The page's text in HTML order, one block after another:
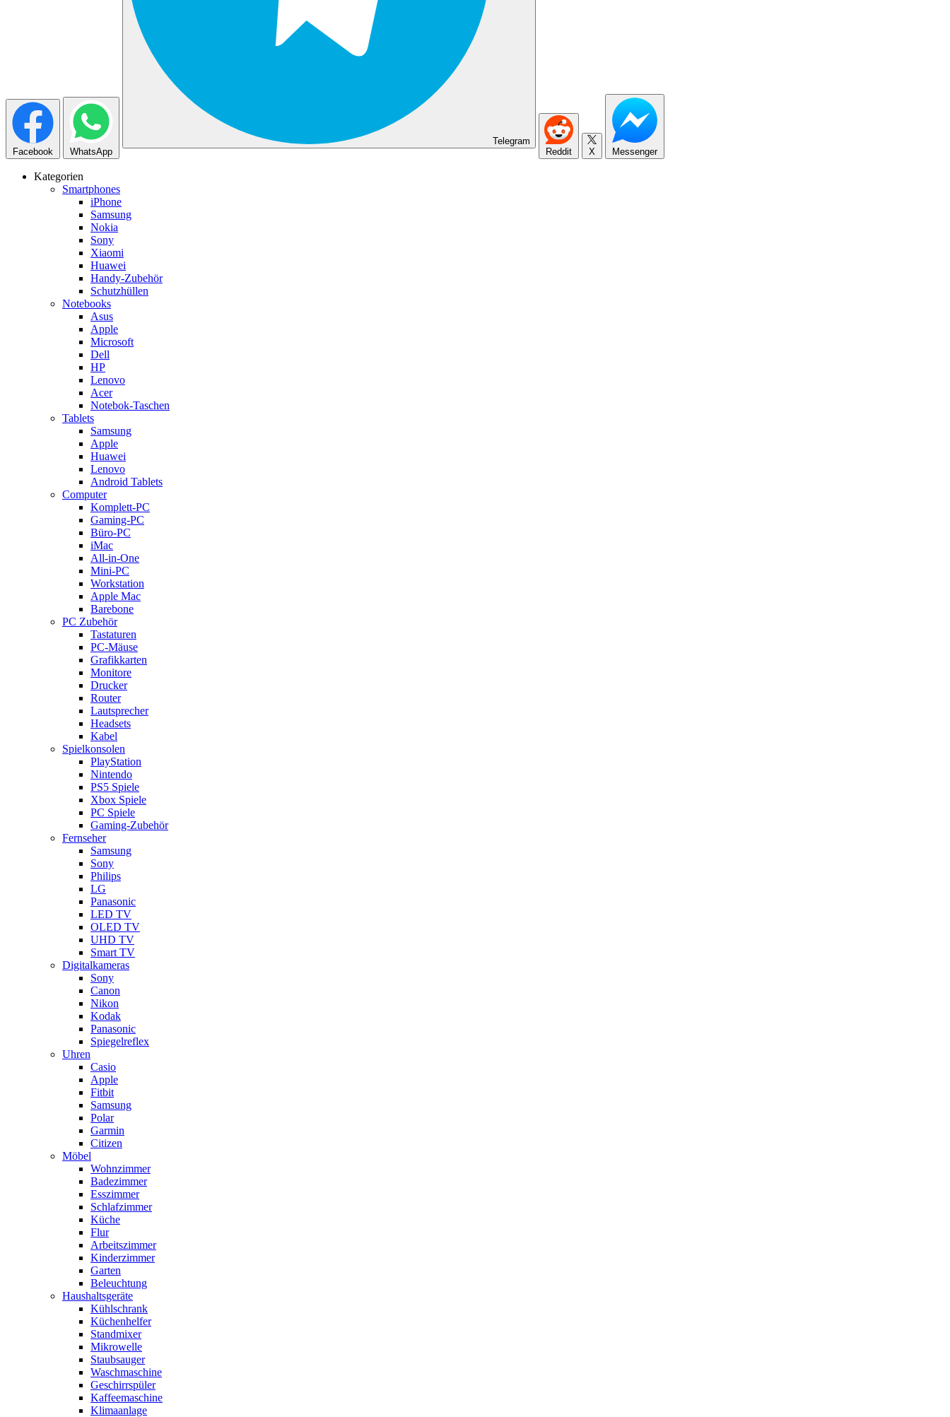
Facebook WhatsApp
Telegram
Reddit
X Messenger
Kategorien
Smartphones
iPhone
Samsung
Nokia
Sony
Xiaomi
Huawei
Handy-Zubehör
Schutzhüllen
Notebooks
Asus
Apple
Microsoft
Dell
HP
Lenovo
Acer
Notebok-Taschen
Tablets
Samsung
Apple
Huawei
Lenovo
Android Tablets
Computer
Komplett-PC
Gaming-PC
Büro-PC
iMac
All-in-One
Mini-PC
Workstation
Apple Mac
Barebone
PC Zubehör
Tastaturen
PC-Mäuse
Grafikkarten
Monitore
Drucker
Router
Lautsprecher
Headsets
Kabel
Spielkonsolen
PlayStation
Nintendo
PS5 Spiele
Xbox Spiele
PC Spiele
Gaming-Zubehör
Fernseher
Samsung
Sony
Philips
LG
Panasonic
LED TV
OLED TV
UHD TV
Smart TV
Digitalkameras
Sony
Canon
Nikon
Kodak
Panasonic
Spiegelreflex
Uhren
Casio
Apple
Fitbit
Samsung
Polar
Garmin
Citizen
Möbel
Wohnzimmer
Badezimmer
Esszimmer
Schlafzimmer
Küche
Flur
Arbeitszimmer
Kinderzimmer
Garten
Beleuchtung
Haushaltsgeräte
Kühlschrank
Küchenhelfer
Standmixer
Mikrowelle
Staubsauger
Waschmaschine
Geschirrspüler
Kaffeemaschine
Klimaanlage